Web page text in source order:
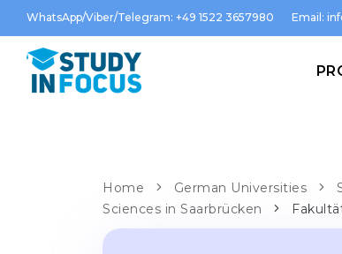
WhatsApp/Viber/Telegram: +49 1522 3657980 Email:
Home German Universities
Sciences in Saarbrücken